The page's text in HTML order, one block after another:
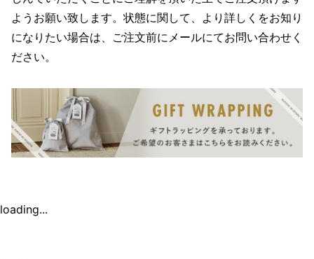
ようお願い致します。状態に関して、より詳しくをお知り
になりたい場合は、ご注文前にメールにてお問い合わせく
ださい。
loading...